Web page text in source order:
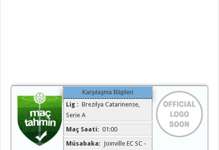
Karşılaşma Bilgileri
Lig : Brezilya Catarinense,
Serie A
Maç Saati: 01:00
Müsabaka: Joinville EC SC -